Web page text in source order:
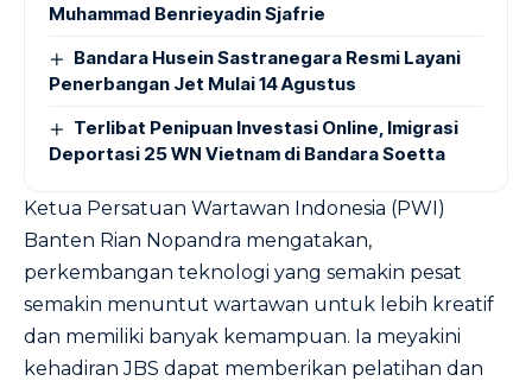
Muhammad Benrieyadin Sjafrie
Bandara Husein Sastranegara Resmi Layani
Penerbangan Jet Mulai 14 Agustus
Terlibat Penipuan Investasi Online, Imigrasi
Deportasi 25 WN Vietnam di Bandara Soetta
Ketua Persatuan Wartawan Indonesia (PWI)
Banten Rian Nopandra mengatakan,
perkembangan teknologi yang semakin pesat
semakin menuntut wartawan untuk lebih kreatif
dan memiliki banyak kemampuan. Ia meyakini
kehadiran JBS dapat memberikan pelatihan dan